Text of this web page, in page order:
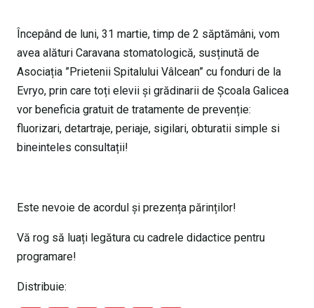
Începând de luni, 31 martie, timp de 2 săptămâni, vom
avea alături Caravana stomatologică, susținută de
Asociația ”Prietenii Spitalului Vâlcean” cu fonduri de la
Evryo, prin care toți elevii și grădinarii de Școala Galicea
vor beneficia gratuit de tratamente de prevenție:
fluorizari, detartraje, periaje, sigilari, obturatii simple si
bineinteles consultații!
Este nevoie de acordul și prezența părinților!
Vă rog să luați legătura cu cadrele didactice pentru
programare!
Distribuie: